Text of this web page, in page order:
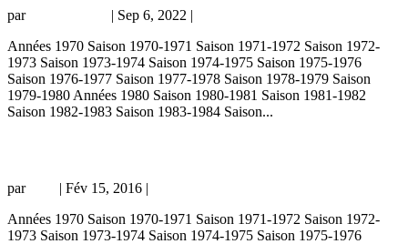
par | Sep 6, 2022 |
Années 1970 Saison 1970-1971 Saison 1971-1972 Saison 1972-
1973 Saison 1973-1974 Saison 1974-1975 Saison 1975-1976
Saison 1976-1977 Saison 1977-1978 Saison 1978-1979 Saison
1979-1980 Années 1980 Saison 1980-1981 Saison 1981-1982
Saison 1982-1983 Saison 1983-1984 Saison...
par | Fév 15, 2016 |
Années 1970 Saison 1970-1971 Saison 1971-1972 Saison 1972-
1973 Saison 1973-1974 Saison 1974-1975 Saison 1975-1976